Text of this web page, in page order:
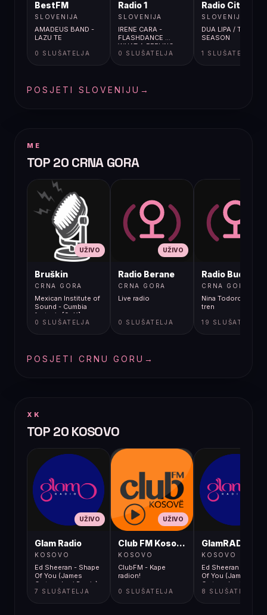
BestFM
SLOVENIJA
AMADEUS BAND -
LAZU TE
0 SLUŠATELJA
Radio 1
SLOVENIJA
IRENE CARA -
FLASHDANCE ...
WHAT A FEELING
0 SLUŠATELJA
Radio City
SLOVENIJA
DUA LIPA /
SEASON
1 SLUŠATELJA
POSJETI SLOVENIJU →
ME
TOP 20 CRNA GORA
UŽIVO
Bruškin
CRNA GORA
Mexican Institute of
Sound - Cumbia
fantasia [9cX]
0 SLUŠATELJA
UŽIVO
Radio Berane
CRNA GORA
Live radio
0 SLUŠATELJA
Radio Budva
CRNA GORA
Nina Todorovic -
tren
19 SLUŠATELJA
POSJETI CRNU GORU →
XK
TOP 20 KOSOVO
UŽIVO
Glam Radio
KOSOVO
Ed Sheeran - Shape
Of You (James
Carter x Levi Remix)
7 SLUŠATELJA
UŽIVO
Club FM Kosovë
KOSOVO
ClubFM - Kape
radion!
0 SLUŠATELJA
GlamRADIO
KOSOVO
Ed Sheeran - Shape
Of You (James
Carter x Levi Remix)
8 SLUŠATELJA